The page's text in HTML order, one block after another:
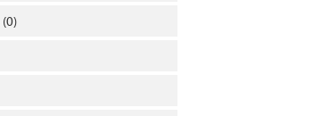
(0)